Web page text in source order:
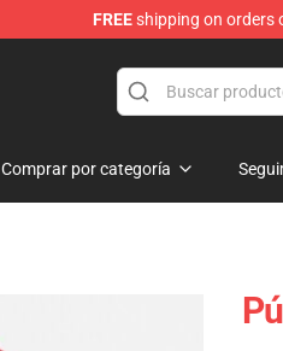
FREEshipping on orders
Comprar por categoría